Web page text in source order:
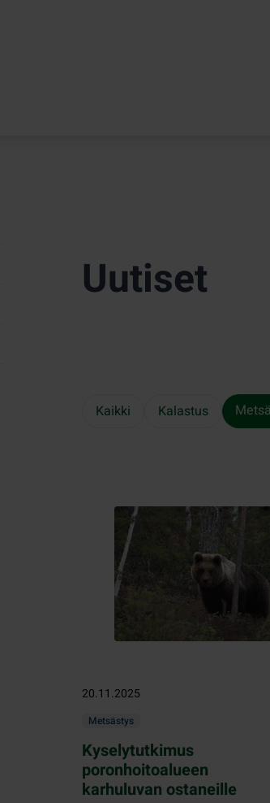
Uutiset
Kaikki Kalastus
20.11.2025
Metsästys
Kyselytutkimus
poronhoitoalueen
karhuluvan ostaneille